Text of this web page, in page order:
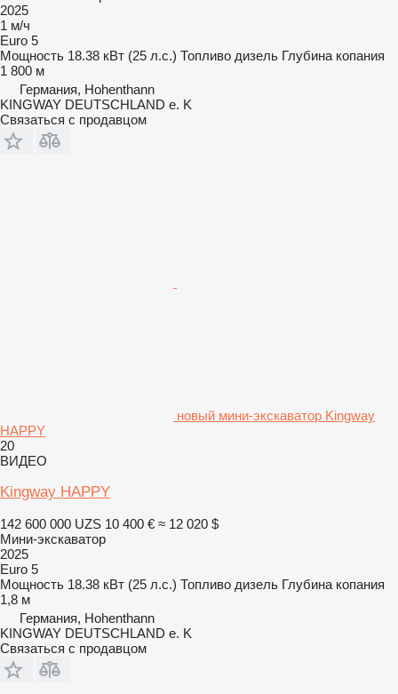
2025
1 м/ч
Euro 5
Мощность 18.38 кВт (25 л.с.) Топливо дизель Глубина копания
1 800 м
Германия, Hohenthann
KINGWAY DEUTSCHLAND e. K
Связаться с продавцом
новый мини-экскаватор Kingway
HAPPY
20
ВИДЕО
Kingway HAPPY
142 600 000 UZS 10 400 € ≈ 12 020 $
Мини-экскаватор
2025
Euro 5
Мощность 18.38 кВт (25 л.с.) Топливо дизель Глубина копания
1,8 м
Германия, Hohenthann
KINGWAY DEUTSCHLAND e. K
Связаться с продавцом